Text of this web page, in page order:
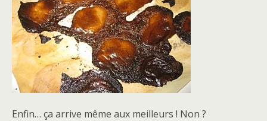
Enfin… ça arrive même aux meilleurs ! Non ?